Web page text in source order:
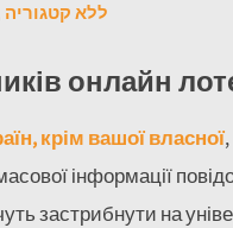
ללא קטגוריה
онлайн
крім вашої власної
інформації
застрибнути на